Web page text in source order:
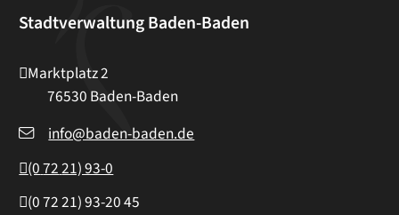
Stadtverwaltung Baden-Baden
Marktplatz 2
76530 Baden-Baden
info@baden-baden.de
(07221) 93-0
(07221) 93-2045